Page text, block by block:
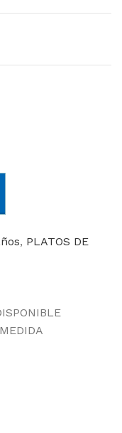
, PLATOS DE